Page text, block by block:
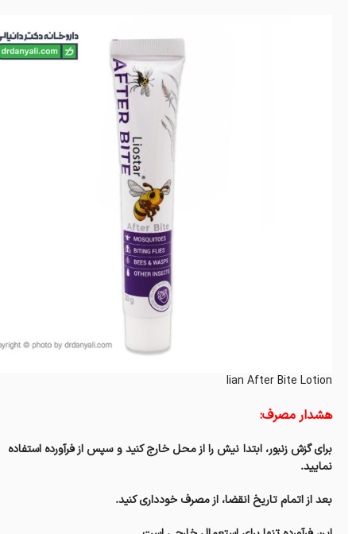
lian After Bite Lotion
هشدار مصرف:
برای گزش زنبور، ابتدا نیش را از محل خارج کنید و سپس از فرآورده استفاده
نمایید.
بعد از اتمام تاریخ انقضا، از مصرف خودداری کنید.